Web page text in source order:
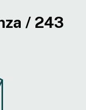
/ 243